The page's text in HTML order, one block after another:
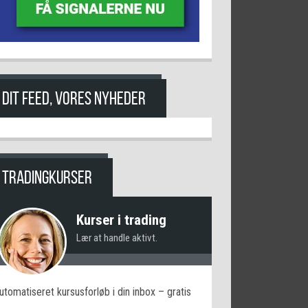
DIT FEED, VORES NYHEDER
TRADINGKURSER
Kurser i trading
Lær at handle aktivt.
kursusforløb i din inbox – gratis